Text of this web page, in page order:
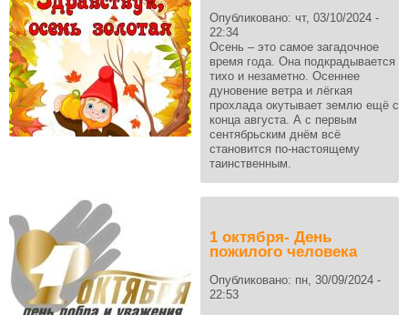
Опубликовано: чт, 03/10/2024 -
22:34
Осень – это самое загадочное
время года. Она подкрадывается
тихо и незаметно. Осеннее
дуновение ветра и лёгкая
прохлада окутывает землю ещё с
конца августа. А с первым
сентябрьским днём всё
становится по-настоящему
таинственным.
1 октября- День
пожилого человека
Опубликовано: пн, 30/09/2024 -
22:53